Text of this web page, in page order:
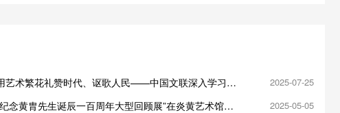
艺术繁花礼赞时代、讴歌人民——中国文联深入学习贯
2025-07-25
念黄胄先生诞辰一百周年大型回顾展”在炎黄艺术馆盛
2025-05-05